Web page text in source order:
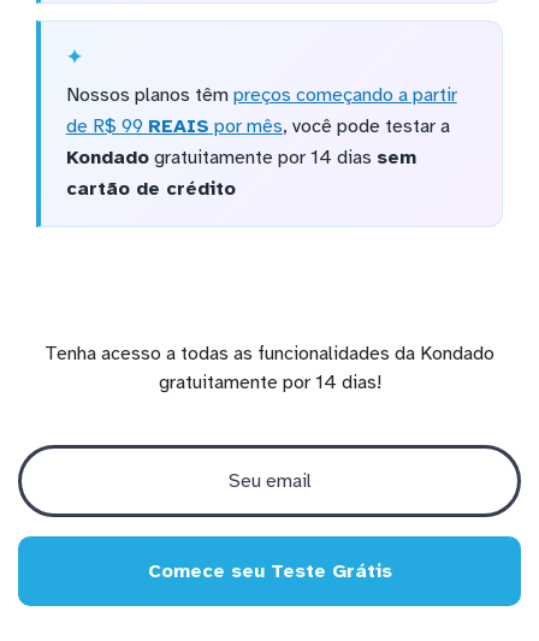
Nossos planos têm preços começando a partir
de R$ 99 REAIS por mês, você pode testar a
Kondadogratuitamente por 14 dias sem
cartão de crédito
Tenha acesso a todas as funcionalidades da Kondado
gratuitamente por 14 dias!
Comece seu Teste Grátis